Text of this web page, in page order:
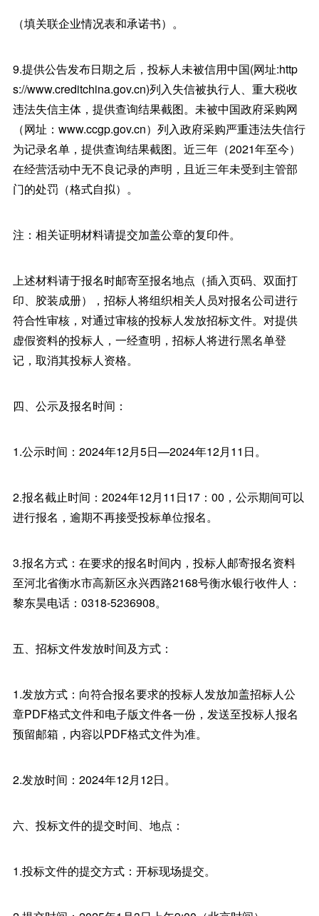
（填关联企业情况表和承诺书）。
9.提供公告发布日期之后，投标人未被信用中国(网址:http
s://www.creditchina.gov.cn)列入失信被执行人、重大税收
违法失信主体，提供查询结果截图。未被中国政府采购网
（网址：www.ccgp.gov.cn）列入政府采购严重违法失信行
为记录名单，提供查询结果截图。近三年（2021年至今）
在经营活动中无不良记录的声明，且近三年未受到主管部
门的处罚（格式自拟）。
注：相关证明材料请提交加盖公章的复印件。
上述材料请于报名时邮寄至报名地点（插入页码、双面打
印、胶装成册），招标人将组织相关人员对报名公司进行
符合性审核，对通过审核的投标人发放招标文件。对提供
虚假资料的投标人，一经查明，招标人将进行黑名单登
记，取消其投标人资格。
四、公示及报名时间：
1.公示时间：2024年12月5日—2024年12月11日。
2.报名截止时间：2024年12月11日17：00，公示期间可以
进行报名，逾期不再接受投标单位报名。
3.报名方式：在要求的报名时间内，投标人邮寄报名资料
至河北省衡水市高新区永兴西路2168号衡水银行收件人：
黎东昊电话：0318-5236908。
五、招标文件发放时间及方式：
1.发放方式：向符合报名要求的投标人发放加盖招标人公
章PDF格式文件和电子版文件各一份，发送至投标人报名
预留邮箱，内容以PDF格式文件为准。
2.发放时间：2024年12月12日。
六、投标文件的提交时间、地点：
1.投标文件的提交方式：开标现场提交。